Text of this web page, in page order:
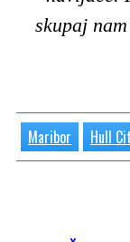
skupaj
Maribor Hull